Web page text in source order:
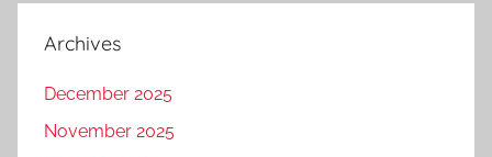
Archives
December 2025
November 2025